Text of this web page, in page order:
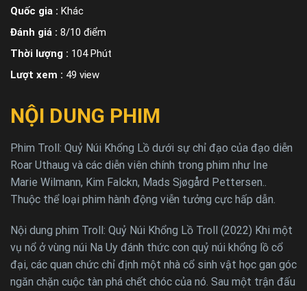
Quốc gia : Khác
Đánh giá : 8/10 điểm
Thời lượng : 104 Phút
Lượt xem : 49 view
NỘI DUNG PHIM
Phim Troll: Quỷ Núi Khổng Lồ dưới sự chỉ đạo của đạo diễn
Roar Uthaug và các diễn viên chính trong phim như Ine
Marie Wilmann, Kim Falckn, Mads Sjøgård Pettersen..
Thuộc thể loại phim hành động viễn tưởng cực hấp dẫn.
Nội dung phim Troll: Quỷ Núi Khổng Lồ Troll (2022) Khi một
vụ nổ ở vùng núi Na Uy đánh thức con quỷ núi khổng lồ cổ
đại, các quan chức chỉ định một nhà cổ sinh vật học gan góc
ngăn chặn cuộc tàn phá chết chóc của nó. Sau một trận đấu